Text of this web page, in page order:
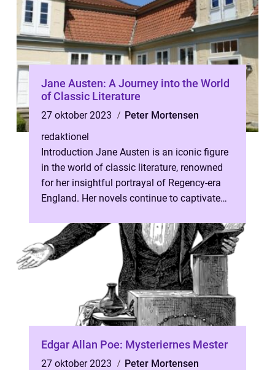
Jane Austen: A Journey into the World
of Classic Literature
27 oktober 2023
Peter Mortensen
redaktionel
Introduction Jane Austen is an iconic figure
in the world of classic literature, renowned
for her insightful portrayal of Regency-era
England. Her novels continue to captivate
Edgar Allan Poe: Mysteriernes Mester
27 oktober 2023
Peter Mortensen